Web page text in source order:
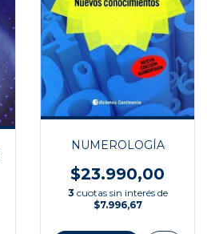
NUMEROLOGÍA
$23.990,00
3 cuotas sin interés de
$7.996,67